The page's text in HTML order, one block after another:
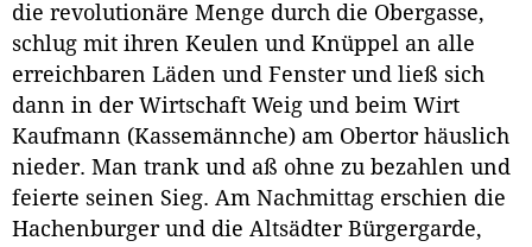
die revolutionäre Menge durch die Obergasse,
schlug mit ihren Keulen und Knüppel an alle
erreichbaren Läden und Fenster und ließ sich
dann in der Wirtschaft Weig und beim Wirt
Kaufmann (Kassemännche) am Obertor häuslich
nieder. Man trank und aß ohne zu bezahlen und
feierte seinen Sieg. Am Nachmittag erschien die
Hachenburger und die Altsädter Bürgergarde,